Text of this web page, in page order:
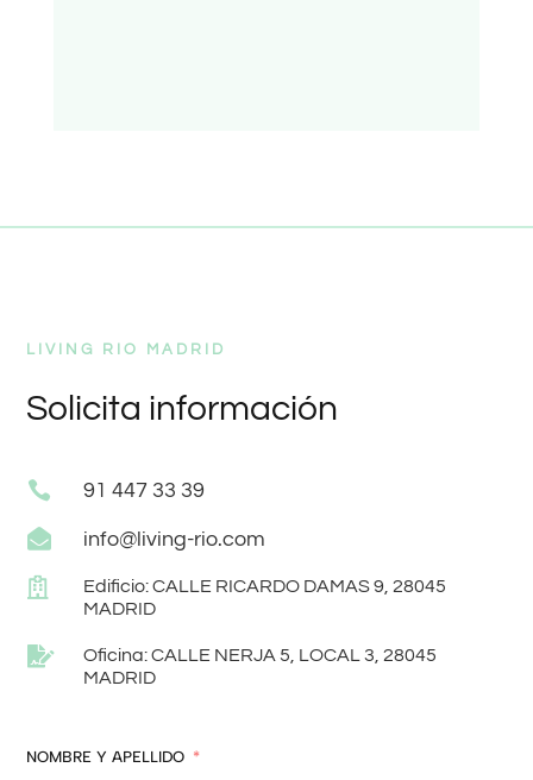
LIVING RIO MADRID
Solicita información
 91 447 33 39
 info@living-rio.com

Edificio: CALLE RICARDO DAMAS 9, 28045
MADRID

Oficina: CALLE NERJA 5, LOCAL 3, 28045
MADRID
NOMBRE Y APELLIDO